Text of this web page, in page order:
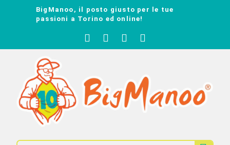
BigManoo, il posto giusto per le tue
passioni a Torino ed online!